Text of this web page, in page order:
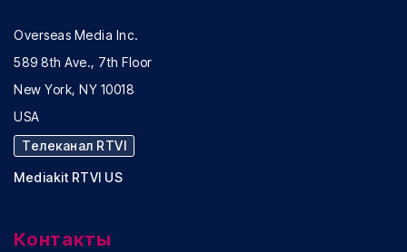
Overseas Media Inc.
589 8th Ave., 7th Floor
New York, NY 10018
USA
Телеканал RTVI
Mediakit RTVI US
Контакты